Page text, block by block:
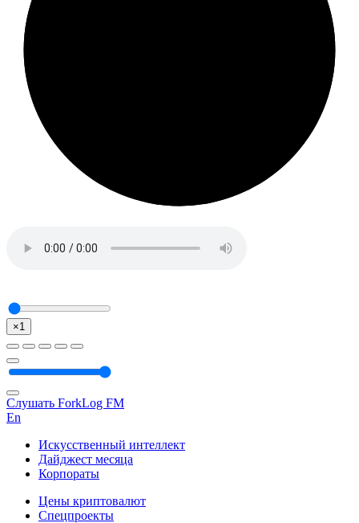
×1
Слушать ForkLog FM
En
Искусственный интеллект
Дайджест месяца
Корпораты
Цены криптовалют
Спецпроекты